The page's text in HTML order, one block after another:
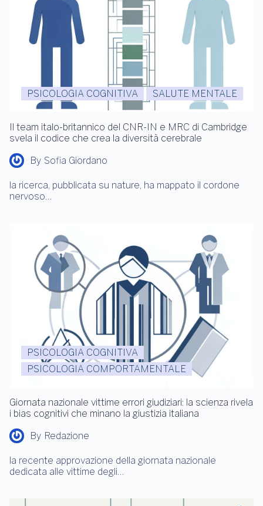
PSICOLOGIA COGNITIVA SALUTE MENTALE
Il team italo-britannico del CNR-IN e MRC di Cambridge
svela il codice che crea la diversità cerebrale
By Sofia Giordano
la ricerca, pubblicata su nature, ha mappato il cordone
nervoso…
PSICOLOGIA COGNITIVA
PSICOLOGIA COMPORTAMENTALE
Giornata nazionale vittime errori giudiziari: la scienza rivela
i bias cognitivi che minano la giustizia italiana
By Redazione
la recente approvazione della giornata nazionale
dedicata alle vittime degli…